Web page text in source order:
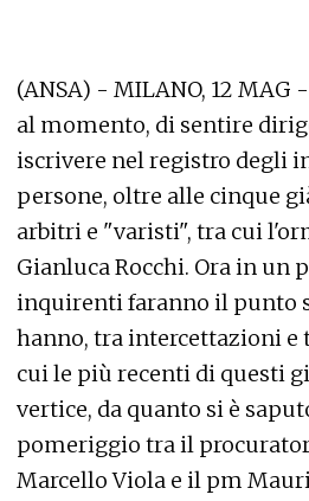
(ANSA) - MILANO, 12 MAG
al momento, di sentire
iscrivere nel registro degli
persone, oltre alle cinque
arbitri e "varisti", tra cui
Gianluca Rocchi. Ora in un
inquirenti faranno il punto
hanno, tra intercettazioni e
cui le più recenti di questi
vertice, da quanto si è
pomeriggio tra il
Marcello Viola e il pm